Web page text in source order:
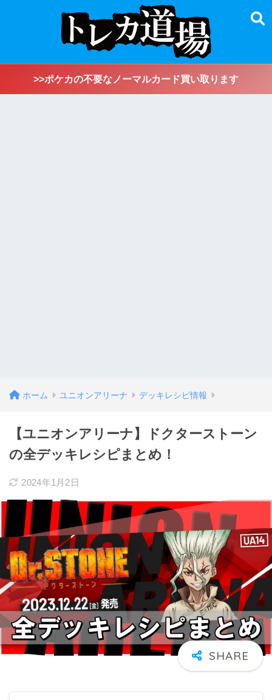
>>ポケカの不要なノーマルカード買い取ります
ホーム ユニオンアリーナ デッキレシピ情報
【ユニオンアリーナ】ドクターストーン
の全デッキレシピまとめ！
2024年1月2日